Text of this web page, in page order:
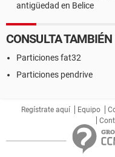
antigüedad en Belice
CONSULTA TAMBIÉN
Particiones fat32
Particiones pendrive
Regístrate aquí Equipo